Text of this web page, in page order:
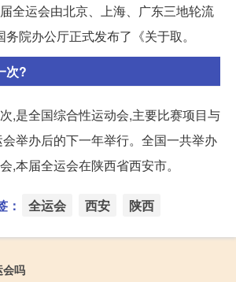
全运会由北京、上海、广东三地轮流
院办公厅正式发布了《关于取。
次?
,是全国综合性运动会,主要比赛项目与
举办后的下一年举行。全国一共举办
,本届全运会在陕西省西安市。
： 全运会 西安 陕西
会吗